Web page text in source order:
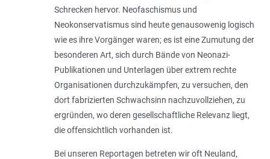
Schrecken hervor. Neofaschismus und
Neokonservatismus sind heute genausowenig logisch
wie es ihre Vorgänger waren; es ist eine Zumutung der
besonderen Art, sich durch Bände von Neonazi-
Publikationen und Unterlagen über extrem rechte
Organisationen durchzukämpfen, zu versuchen, den
dort fabrizierten Schwachsinn nachzuvollziehen, zu
ergründen, wo deren gesellschaftliche Relevanz liegt,
die offensichtlich vorhanden ist.
Bei unseren Reportagen betreten wir oft Neuland,